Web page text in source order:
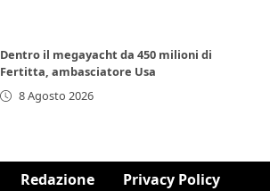
Dentro il megayacht da 450 milioni di
Fertitta, ambasciatore Usa
8 Agosto 2026
Redazione Privacy Policy